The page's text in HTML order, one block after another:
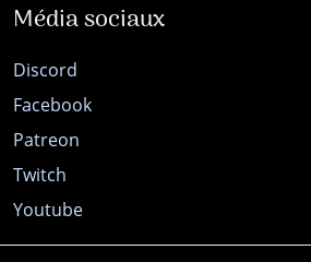
Média sociaux
Discord
Facebook
Patreon
Twitch
Youtube